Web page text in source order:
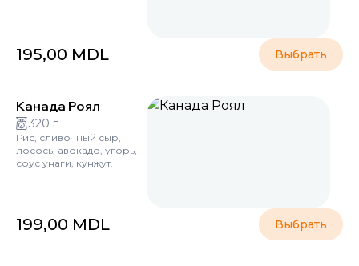
195,00 MDL Выбрать
Канада Роял
320 г
Рис, сливочный сыр,
лосось, авокадо, угорь,
соус унаги, кунжут.
199,00 MDL Выбрать